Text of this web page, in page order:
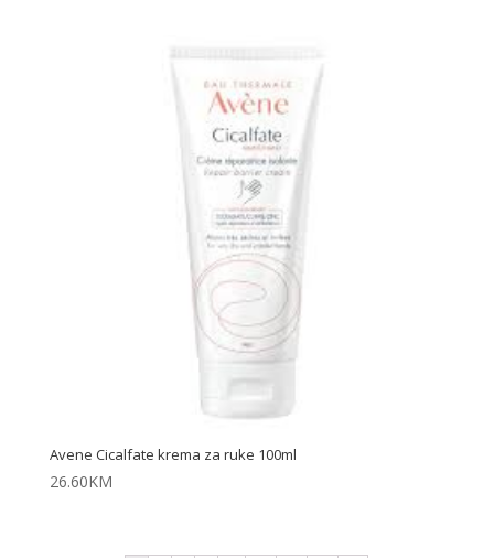
Avene Cicalfate krema za ruke 100ml
26.60KM